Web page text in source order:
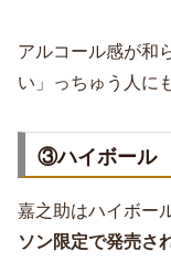
アルコール感が和
い」っちゅう人に
③ハイボール
嘉之助はハイボー
ソン限定で発売さ